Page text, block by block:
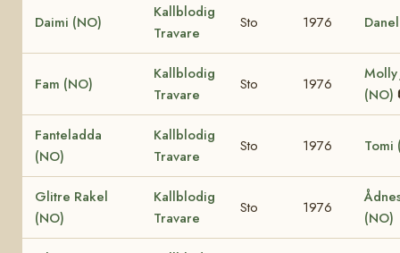
Daimi (NO)
Kallblodig
Travare
Sto 1976
Fam (NO)
Kallblodig
Travare
Sto 1976
Molly
(NO)
Fanteladda
(NO)
Kallblodig
Travare
Sto 1976 Tomi
Glitre Rakel
(NO)
Kallblodig
Travare
Sto 1976
(NO)